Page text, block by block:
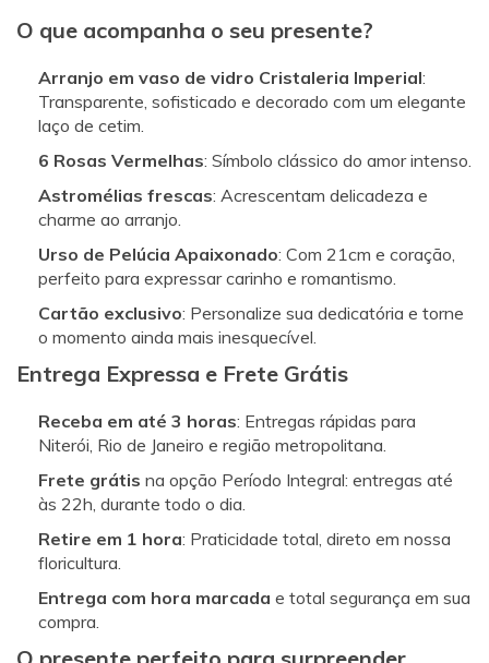
O que acompanha o seu presente?
Arranjo em vaso de vidro Cristaleria Imperial:
Transparente, sofisticado e decorado com um elegante
laço de cetim.
6 Rosas Vermelhas: Símbolo clássico do amor intenso.
Astromélias frescas: Acrescentam delicadeza e
charme ao arranjo.
Urso de Pelúcia Apaixonado: Com 21cm e coração,
perfeito para expressar carinho e romantismo.
Cartão exclusivo: Personalize sua dedicatória e torne
o momento ainda mais inesquecível.
Entrega Expressa e Frete Grátis
Receba em até 3 horas: Entregas rápidas para
Niterói, Rio de Janeiro e região metropolitana.
Frete grátis na opção Período Integral: entregas até
às 22h, durante todo o dia.
Retire em 1 hora: Praticidade total, direto em nossa
floricultura.
Entrega com hora marcada e total segurança em sua
compra.